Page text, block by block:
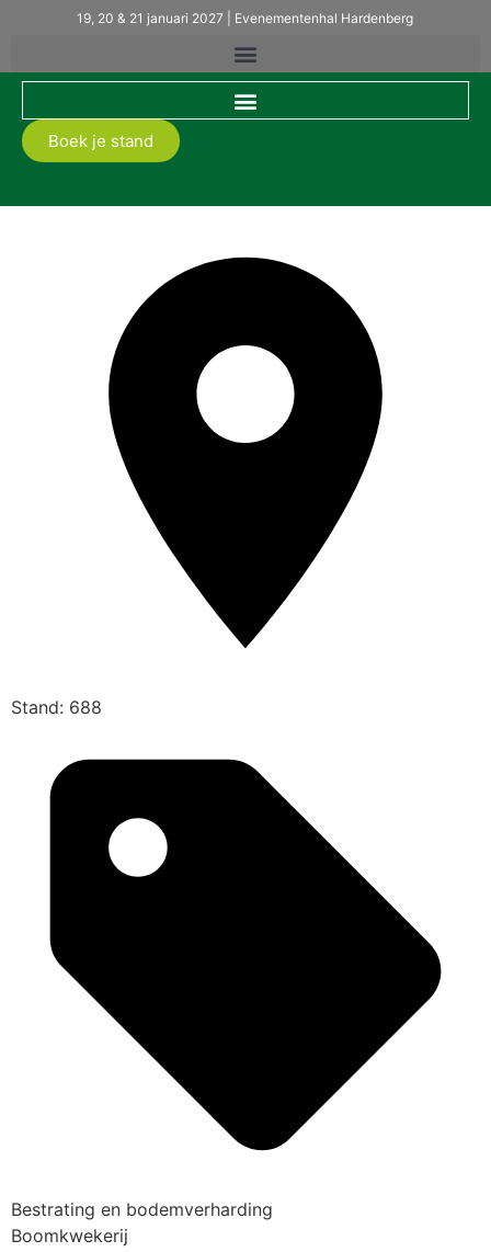
19, 20 & 21 januari 2027 | Evenementenhal Hardenberg
Boek je stand
Stand: 688
Bestrating en bodemverharding
Boomkwekerij